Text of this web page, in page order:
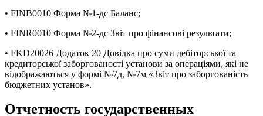
• FINB0010 Форма №1-дс Баланс;
• FINR0010 Форма №2-дс Звіт про фінансові результати;
• FKD20026 Додаток 20 Довідка про суми дебіторської та
кредиторської заборгованості установи за операціями, які не
відображаються у формі №7д, №7м «Звіт про заборгованість
бюджетних установ».
Отчетность государственных